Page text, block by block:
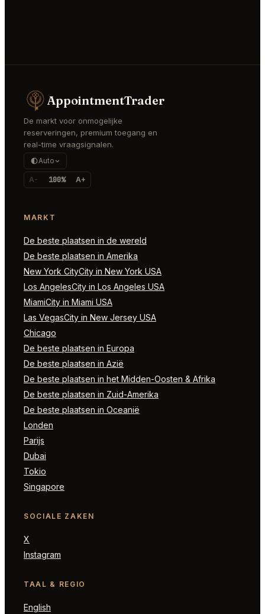
AppointmentTrader
De markt voor onmogelijke
reserveringen, premium toegang en
real-time vraagsignalen.
Auto
A- 100% A+
MARKT
De beste plaatsen in de wereld
De beste plaatsen in Amerika
New York CityCity in New York USA
Los AngelesCity in Los Angeles USA
MiamiCity in Miami USA
Las VegasCity in New Jersey USA
Chicago
De beste plaatsen in Europa
De beste plaatsen in Azië
De beste plaatsen in het Midden-Oosten & Afrika
De beste plaatsen in Zuid-Amerika
De beste plaatsen in Oceanië
Londen
Parijs
Dubai
Tokio
Singapore
SOCIALE ZAKEN
X
Instagram
TAAL & REGIO
English